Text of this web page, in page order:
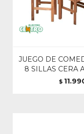
JUEGO DE
8 SILLAS CERA
$